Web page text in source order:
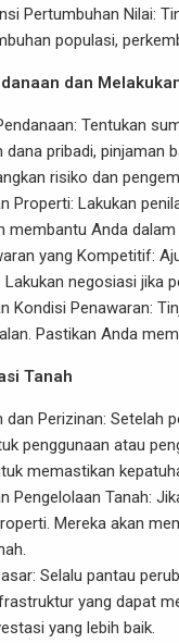
Pertumbuhan Nilai:
populasi,
dan
Tentukan
dana pribadi, pinjaman
risiko dan
Properti: Lakukan
membantu Anda
yang Kompetitif:
Lakukan negosiasi jika
Kondisi Penawaran:
Pastikan Anda
Tanah
dan Perizinan: Setelah
penggunaan atau
memastikan
Pengelolaan Tanah:
Mereka akan
Selalu pantau
yang dapat
yang lebih baik.